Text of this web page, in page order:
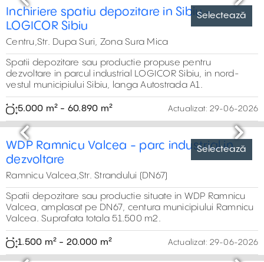
Selectează
Previous
Spatiu industrial de inchiriat in Sibiu-Vest
Centru,Strada Turda, Sibiu
Proprietate industrială de închiriat se află în zona Vest a
orașului Sibiu, cu acces rapid la autostrada A1 și la centrul
orașului. Spațiile sunt ideale pentru activități din domeniul
industriei grele.